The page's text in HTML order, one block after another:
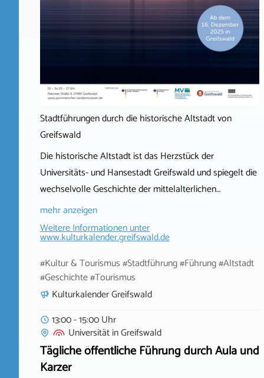
Stadtführungen durch die historische Altstadt von
Greifswald
Die historische Altstadt ist das Herzstück der
Universitäts- und Hansestadt Greifswald und spiegelt die
wechselvolle Geschichte der mittelalterlichen…
mehr anzeigen
Weitere Informationen unter
www.kulturkalender.greifswald.de
#Kultur & Tourismus #Stadtführung #Führung #Altstadt
#Geschichte #Tourismus
Kulturkalender Greifswald
13:00 - 15:00 Uhr
UniversitätinGreifswald
Tägliche öffentliche Führung durch Aula und
Karzer